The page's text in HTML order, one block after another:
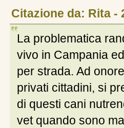
Citazione da: Rita -
La problematica
vivo in Campania
per strada. Ad
privati cittadini, si
di questi cani
vet quando sono